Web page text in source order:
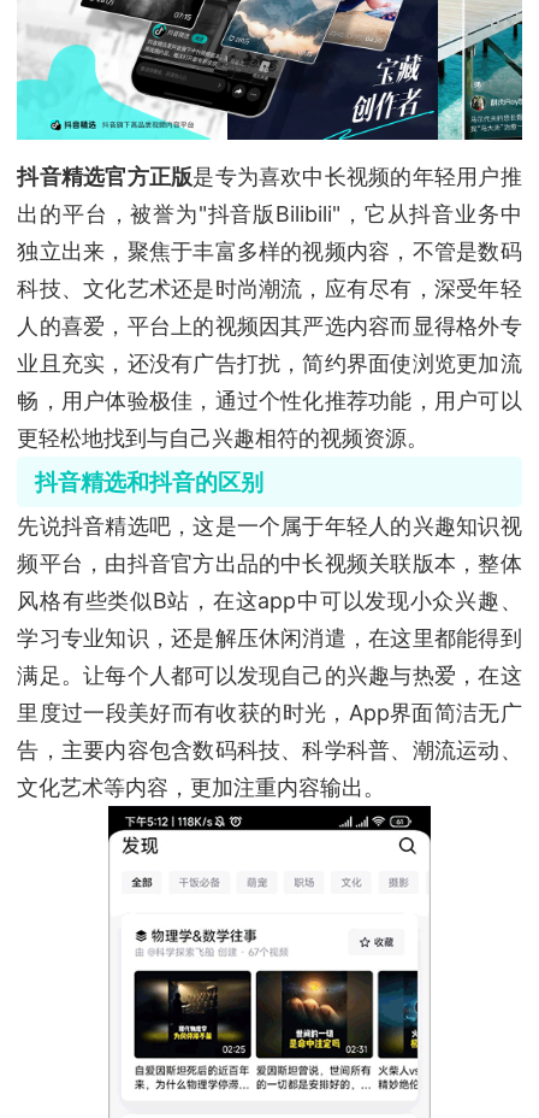
抖音精选官方正版是专为喜欢中长视频的年轻用户推
出的平台，被誉为"抖音版Bilibili"，它从抖音业务中
独立出来，聚焦于丰富多样的视频内容，不管是数码
科技、文化艺术还是时尚潮流，应有尽有，深受年轻
人的喜爱，平台上的视频因其严选内容而显得格外专
业且充实，还没有广告打扰，简约界面使浏览更加流
畅，用户体验极佳，通过个性化推荐功能，用户可以
更轻松地找到与自己兴趣相符的视频资源。
抖音精选和抖音的区别
先说抖音精选吧，这是一个属于年轻人的兴趣知识视
频平台，由抖音官方出品的中长视频关联版本，整体
风格有些类似B站，在这app中可以发现小众兴趣、
学习专业知识，还是解压休闲消遣，在这里都能得到
满足。让每个人都可以发现自己的兴趣与热爱，在这
里度过一段美好而有收获的时光，App界面简洁无广
告，主要内容包含数码科技、科学科普、潮流运动、
文化艺术等内容，更加注重内容输出。